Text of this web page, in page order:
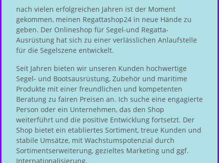
nach vielen erfolgreichen Jahren ist der Moment
gekommen, meinen Regattashop24 in neue Hände zu
geben. Der Onlineshop für Segel-und Regatta-
Ausrüstung hat sich zu einer verlässlichen Anlaufstelle
für die Segelszene entwickelt.
Seit Jahren bieten wir unseren Kunden hochwertige
Segel- und Bootsausrüstung, Zubehör und maritime
Produkte mit einer freundlichen und kompetenten
Beratung zu fairen Preisen an. Ich suche eine engagierte
Person oder ein Unternehmen, das den Shop
weiterführt und die positive Entwicklung fortsetzt. Der
Shop bietet ein etabliertes Sortiment, treue Kunden und
stabile Umsätze, mit Wachstumspotenzial durch
Sortimentserweiterung, gezieltes Marketing und ggf.
Internationalisierung.